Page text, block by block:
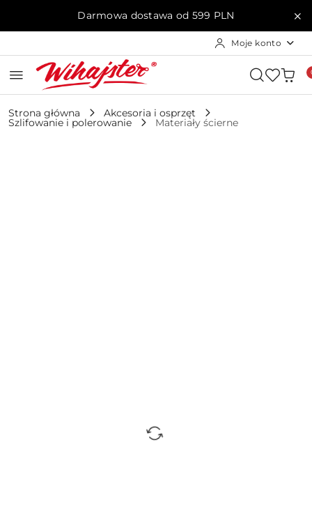
Przejdź do treści głównej
Przejdź do wyszukiwarki
Przejdź do moje konto
Przejdź do menu głównego
Przejdź do opisu produktu
Przejdź do stopkiDarmowa dostawa od 599 PLN
Moje konto
Strona główna Akcesoria i osprzęt
Szlifowanie i polerowanie Materiały ścierne